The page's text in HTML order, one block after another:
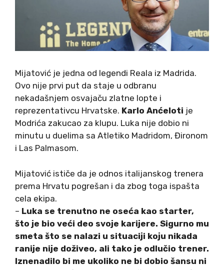
Mijatović je jedna od legendi Reala iz Madrida.
Ovo nije prvi put da staje u odbranu
nekadašnjem osvajaču zlatne lopte i
reprezentativcu Hrvatske. Karlo Anćeloti je
Modrića zakucao za klupu. Luka nije dobio ni
minutu u duelima sa Atletiko Madridom, Đironom
i Las Palmasom.
Mijatović ističe da je odnos italijanskog trenera
prema Hrvatu pogrešan i da zbog toga ispašta
cela ekipa.
– Luka se trenutno ne oseća kao starter,
što je bio veći deo svoje karijere. Sigurno mu
smeta što se nalazi u situaciji koju nikada
ranije nije doživeo, ali tako je odlučio trener.
Iznenadilo bi me ukoliko ne bi dobio šansu ni